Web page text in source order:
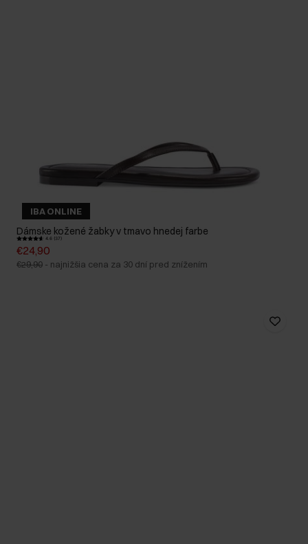
IBA ONLINE
Dámske kožené žabky v tmavo hnedej farbe
4.6 (37)
€24,90
€29,90 - najnižšia cena za 30 dní pred znížením